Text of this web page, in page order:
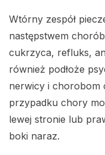
Wtórny zespół
następstwem
cukrzyca, refluks,
również podłoże
nerwicy i chorobom
przypadku chory
lewej stronie lub
boki naraz.